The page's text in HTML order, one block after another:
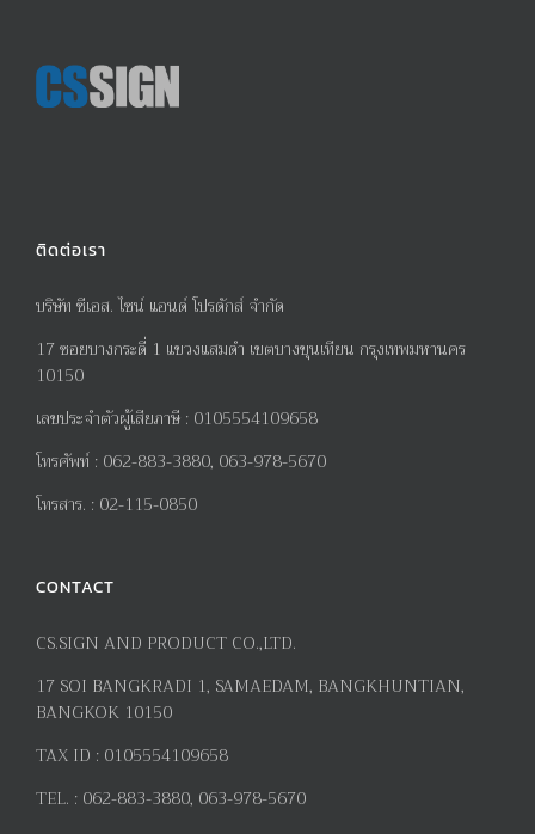
ติดต่อเรา
บริษัท ซีเอส. ไซน์ แอนด์ โปรดักส์ จำกัด
17ซอยบางกระดี่ 1 แขวงแสมดำ เขตบางขุนเทียน กรุงเทพมหานคร
10150
เลขประจำตัวผู้เสียภาษี : 0105554109658
โทรศัพท์ : 062-883-3880, 063-978-5670
โทรสาร. : 02-115-0850
CONTACT
CS.SIGN AND PRODUCT CO.,LTD.
17 SOI BANGKRADI 1, SAMAEDAM, BANGKHUNTIAN,
BANGKOK 10150
TAX ID : 0105554109658
TEL. : 062-883-3880, 063-978-5670